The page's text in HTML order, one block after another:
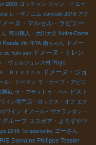
2003 ヨッチャン ジャン・ピエー
レ・ザノ二ム canicule 2018 アク
メーヌ・マルセル・ラピエー
寿司職人・大田大介 Notre-Dame
Kanda Vin RITA 南ちゃん ドメー
de Yuki san ドメーヌ・ミレン
・ヴェルジュレス村 Yoyo
Ｂｒｅｔｏｎ
ドメーヌ・ジョ
ル・ドーマン ラ・カーブ・アピコ
勝戦 ラ・プティトゥ・ペペ ビスト
イン専門店・ロックス・オフ エテ
ワイン ドメール・ヴァランタン・
グループ エスポア・よろずやツ
2016 Teradanonke ゴーさん
Domaine Philippe Tessier